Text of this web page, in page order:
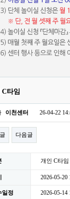
타임
이천센터 26-04-22
다음글
개인 C타임
2026-05-20
일정 2026-05-14